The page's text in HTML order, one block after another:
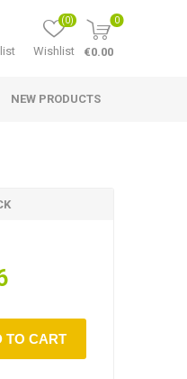
Wishlist
(0) 0
€0.00
NEW PRODUCTS
TO CART